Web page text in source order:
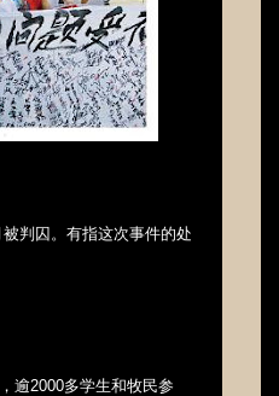
被判囚。有指这次事件的处
逾2000多学生和牧民参